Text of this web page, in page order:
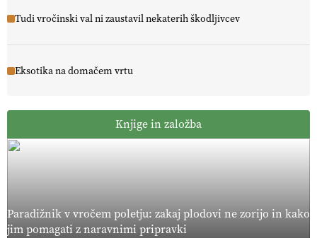
Tudi vročinski val ni zaustavil nekaterih škodljivcev
Eksotika na domačem vrtu
Knjige in založba
Paradižnik v vročem poletju: zakaj plodovi ne zorijo in kako
jim pomagati z naravnimi pripravki